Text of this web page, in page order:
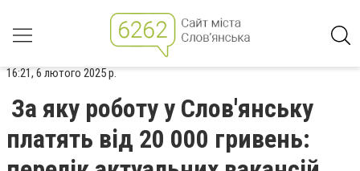
16:21, 6 лютого 2025 р.
За яку роботу у Слов'янську
платять від 20 000 гривень: